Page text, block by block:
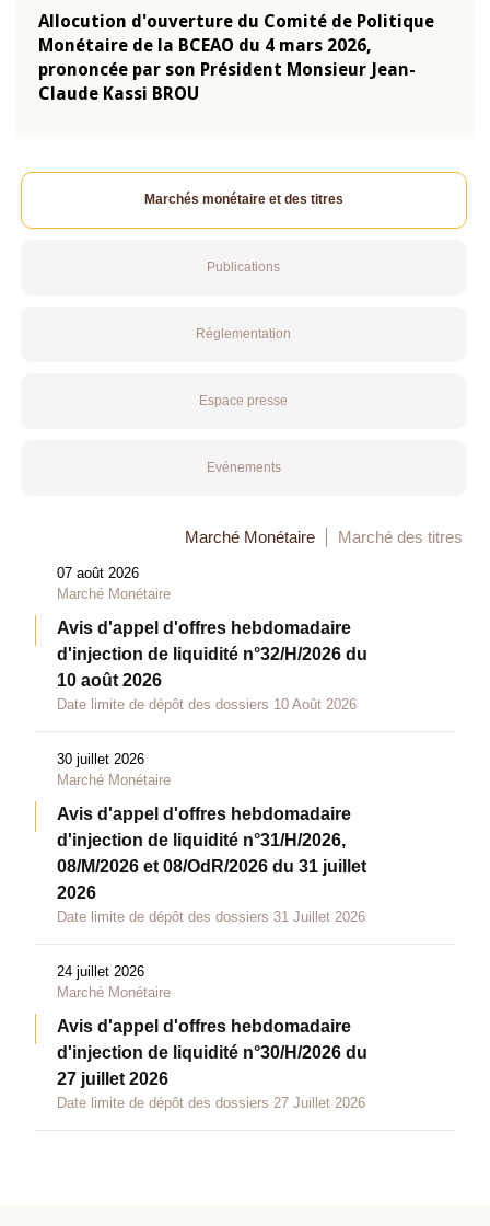
Allocution d'ouverture du Comité de Politique
Monétaire de la BCEAO du 4 mars 2026,
prononcée par son Président Monsieur Jean-
Claude Kassi BROU
Marchés monétaire et des titres
Publications
Réglementation
Espace presse
Evénements
Marché Monétaire Marché des titres
07 août 2026
Marché Monétaire
Avis d'appel d'offres hebdomadaire
d'injection de liquidité n°32/H/2026 du
10 août 2026
Date limite de dépôt des dossiers 10 Août 2026
30 juillet 2026
Marché Monétaire
Avis d'appel d'offres hebdomadaire
d'injection de liquidité n°31/H/2026,
08/M/2026 et 08/OdR/2026 du 31 juillet
2026
Date limite de dépôt des dossiers 31 Juillet 2026
24 juillet 2026
Marché Monétaire
Avis d'appel d'offres hebdomadaire
d'injection de liquidité n°30/H/2026 du
27 juillet 2026
Date limite de dépôt des dossiers 27 Juillet 2026